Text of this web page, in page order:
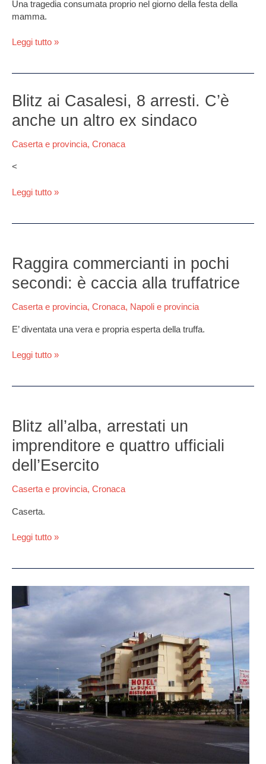
Una tragedia consumata proprio nel giorno della festa della
mamma.
Leggi tutto »
Blitz ai Casalesi, 8 arresti. C’è
anche un altro ex sindaco
Caserta e provincia, Cronaca
<
Blitz
ai
Casalesi,
arresti.
anche
altro
Leggi tutto »
Raggira commercianti in pochi
secondi: è caccia alla truffatrice
Caserta e provincia, Cronaca, Napoli e provincia
E’ diventata una vera e propria esperta della truffa.
commercianti
in
pochi
è
alla
Leggi tutto »
Blitz all’alba, arrestati un
imprenditore e quattro ufficiali
dell’Esercito
Caserta e provincia, Cronaca
Caserta.
all’alba,
arrestati
un
imprenditore
e
quattro
dell’Esercito
Leggi tutto »
sul
litorale
Domitio,
sotto
chiave
alberghi.
Ecco
quali